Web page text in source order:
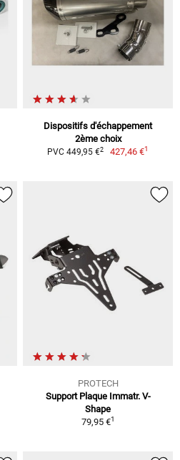
Dispositifs d'échappement
2ème choix
PVC 449,95 €2 427,46 €1
PROTECH
Support Plaque Immatr. V-
Shape
79,95 €1